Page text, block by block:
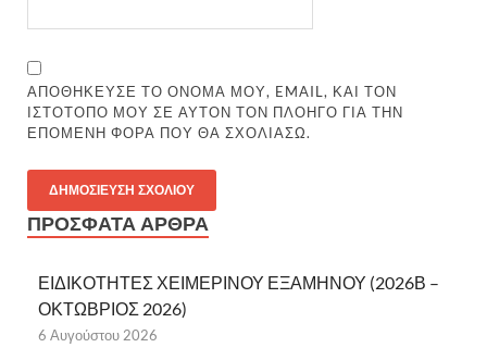
ΑΠΟΘΉΚΕΥΣΕ ΤΟ ΌΝΟΜΆ ΜΟΥ, EMAIL, ΚΑΙ ΤΟΝ
ΙΣΤΌΤΟΠΟ ΜΟΥ ΣΕ ΑΥΤΌΝ ΤΟΝ ΠΛΟΗΓΌ ΓΙΑ ΤΗΝ
ΕΠΌΜΕΝΗ ΦΟΡΆ ΠΟΥ ΘΑ ΣΧΟΛΙΆΣΩ.
ΠΡΌΣΦΑΤΑ ΆΡΘΡΑ
ΕΙΔΙΚΟΤΗΤΕΣ ΧΕΙΜΕΡΙΝΟΥ ΕΞΑΜΗΝΟΥ (2026Β –
ΟΚΤΩΒΡΙΟΣ 2026)
6 Αυγούστου 2026